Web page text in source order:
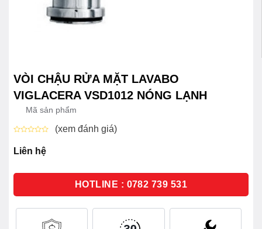
VÒI CHẬU RỬA MẶT LAVABO
VIGLACERA VSD1012 NÓNG LẠNH
Mã sản phẩm
xếp
hạng
sao
(xem đánh giá)
Liên hệ
HOTLINE : 0782 739 531